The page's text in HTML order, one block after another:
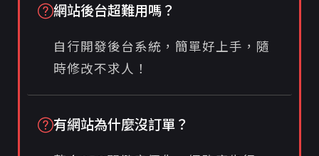
網站後台超難用嗎？
自行開發後台系統，簡單好上手，隨
時修改不求人！
有網站為什麼沒訂單？